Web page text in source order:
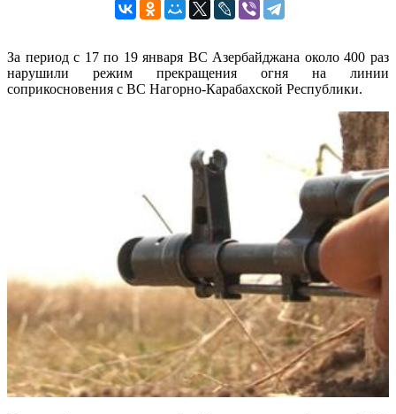
За период с 17 по 19 января ВС Азербайджана около 400 раз
нарушили режим прекращения огня на линии
соприкосновения с ВС Нагорно-Карабахской Республики.